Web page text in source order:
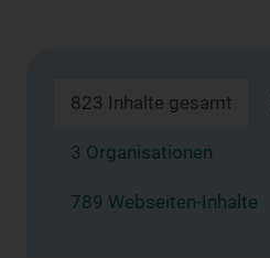
823 Inhalte gesamt
3 Organisationen
789 Webseiten-Inhalte